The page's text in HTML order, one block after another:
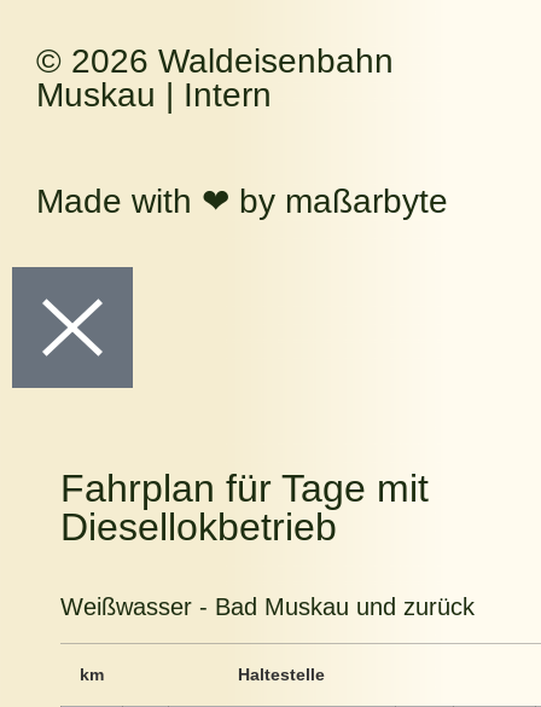
© 2026 Waldeisenbahn
Muskau | Intern
Made with ❤ by maßarbyte
Fahrplan für Tage mit
Diesellokbetrieb
Weißwasser - Bad Muskau und zurück
km Haltestelle